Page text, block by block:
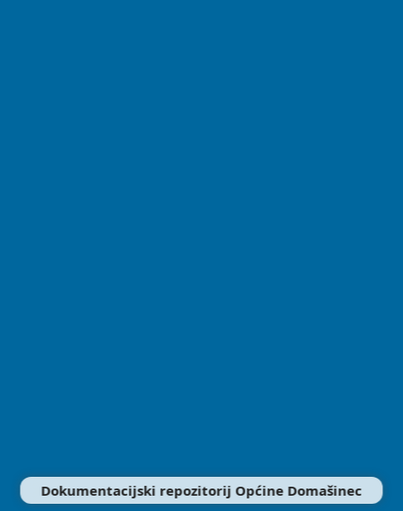
Dokumentacijski repozitorij Općine Domašinec